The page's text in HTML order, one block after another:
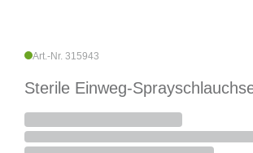
Art.-Nr. 315943
Sterile Einweg-